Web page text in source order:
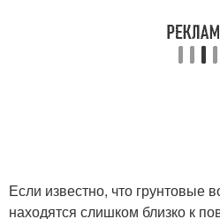
Если известно, что грунтовые
находятся слишком близко к